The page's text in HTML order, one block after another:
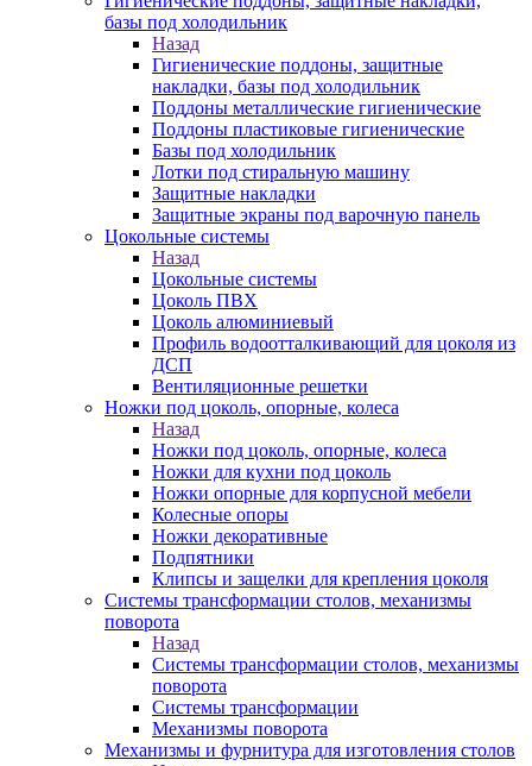
базы под холодильник
Назад
Гигиенические поддоны, защитные
накладки, базы под холодильник
Поддоны металлические гигиенические
Поддоны пластиковые гигиенические
Базы под холодильник
Лотки под стиральную машину
Защитные накладки
Защитные экраны под варочную панель
Цокольные системы
Назад
Цокольные системы
Цоколь ПВХ
Цоколь алюминиевый
Профиль водоотталкивающий для цоколя из
ДСП
Вентиляционные решетки
Ножки под цоколь, опорные, колеса
Назад
Ножки под цоколь, опорные, колеса
Ножки для кухни под цоколь
Ножки опорные для корпусной мебели
Колесные опоры
Ножки декоративные
Подпятники
Клипсы и защелки для крепления цоколя
Системы трансформации столов, механизмы
поворота
Назад
Системы трансформации столов, механизмы
поворота
Системы трансформации
Механизмы поворота
Механизмы и фурнитура для изготовления столов